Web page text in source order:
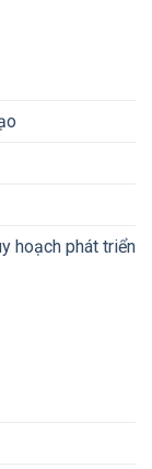
hoạch phát triển